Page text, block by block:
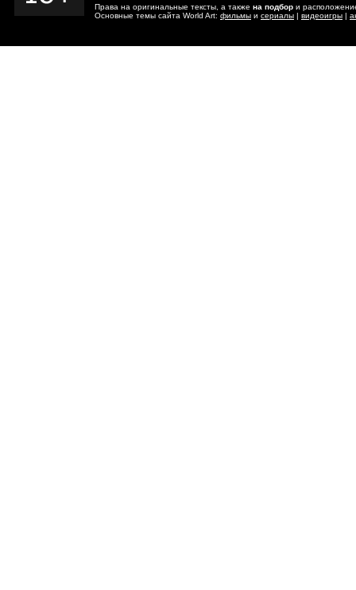
Права на оригинальные тексты, а также на подбор и
Основные темы сайта World Art: фильмы и сериалы | видеоигры |